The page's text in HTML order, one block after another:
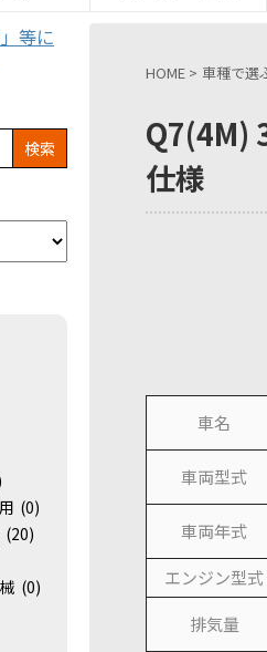
HOME > 車種で選
Q7(4M)
仕様
車名
車両型式
車両年式
エンジン型式
排気量
等に
(0)
(20)
(0)